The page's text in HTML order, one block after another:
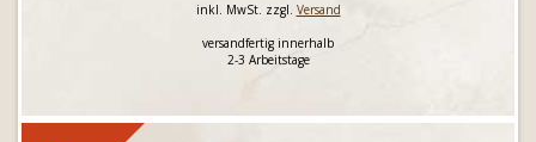
inkl. MwSt. zzgl. Versand
versandfertig innerhalb
2-3 Arbeitstage